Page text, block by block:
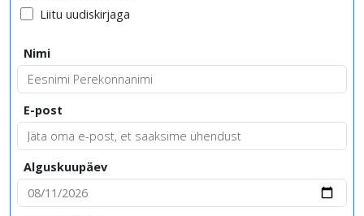
Liitu uudiskirjaga
Nimi
E-post
Alguskuupäev